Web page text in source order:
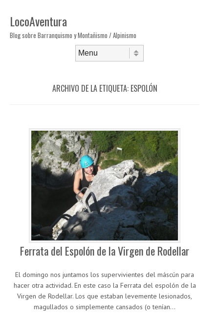
LocoAventura
Blog sobre Barranquismo y Montañismo / Alpinismo
ARCHIVO DE LA ETIQUETA: ESPOLÓN
Ferrata del Espolón de la Virgen de Rodellar
El domingo nos juntamos los supervivientes del máscún para
hacer otra actividad. En este caso la Ferrata del espolón de la
Virgen de Rodellar. Los que estaban levemente lesionados,
magullados o simplemente cansados (o tenían…